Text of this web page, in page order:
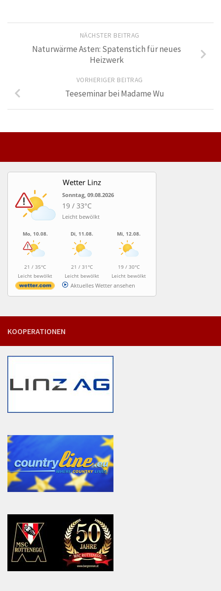
NÄCHSTER BEITRAG
Naturwärme Asten: Spatenstich für neues
Heizwerk
VORHERIGER BEITRAG
Teeseminar bei Madame Wu
Wetter Linz
Sonntag, 09.08.2026
19 / 33°C
Leicht bewölkt
Mo, 10.08.
21 / 35°C
Leicht bewölkt
Di, 11.08.
21 / 31°C
Leicht bewölkt
Mi, 12.08.
19 / 30°C
Leicht bewölkt
Aktuelles Wetter ansehen
KOOPERATIONEN